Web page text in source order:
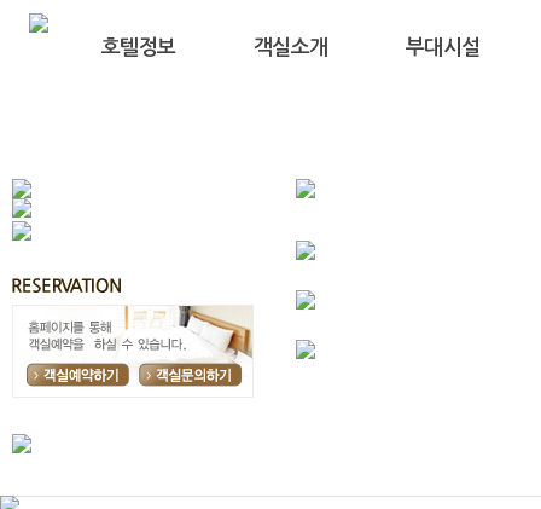
호텔정보 객실소개 부대시설